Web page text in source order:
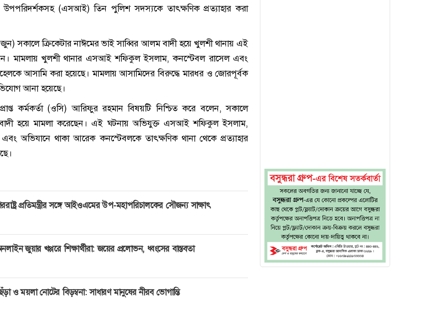
(এসআই) তিন পুলিশ সদস্যকে তাৎক্ষণিক প্রত্যাহার করা
সকালে ক্রিকেটার নাঈমের ভাই সাব্বির আলম বাদী হয়ে খুলশী থানায় এই
মামলায় খুলশী থানার এসআই শফিকুল ইসলাম, কনস্টেবল রাসেল এবং
আসামি করা হয়েছে। মামলায় আসামিদের বিরুদ্ধে মারধর ও জোরপূর্বক
আনা হয়েছে।
কর্মকর্তা (ওসি) আরিফুর রহমান বিষয়টি নিশ্চিত করে বলেন, সকালে
বাদী হয়ে মামলা করেছেন। এই ঘটনায় অভিযুক্ত এসআই শফিকুল ইসলাম,
অভিযানে থাকা আরেক কনস্টেবলকে তাৎক্ষণিক থানা থেকে প্রত্যাহার
প্রতিমন্ত্রীর সঙ্গে আইওএমের উপ-মহাপরিচালকের সৌজন্য সাক্ষাৎ
জুয়ার খপ্পরে শিক্ষার্থীরা: জয়ের প্রলোভন, ধ্বংসের বাস্তবতা
ও ময়লা নোটের বিড়ম্বনা: সাধারণ মানুষের নীরব ভোগান্তি